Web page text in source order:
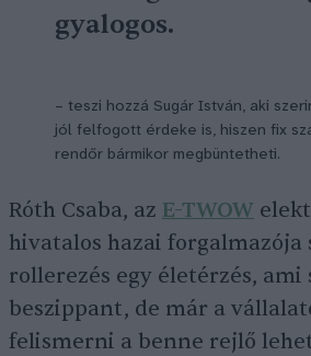
gyalogos.
– teszi hozzá Sugár István, aki
jól felfogott érdeke is, hiszen fix
rendőr bármikor megbüntetheti.
Róth Csaba, az E-TWOW
hivatalos hazai forgalmazója
rollerezés egy életérzés, ami
beszippant, de már a
felismerni a benne rejlő